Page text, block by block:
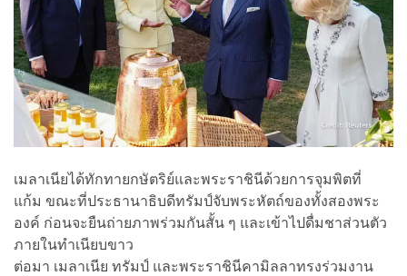
เมลาเนียได้ทักทายกษัตริย์และพระราชินีด้วยการจุมพิตที่
แก้ม ขณะที่ประธานาธิบดีทรัมป์จับพระหัตถ์ของทั้งสองพระ
องค์ ก่อนจะยืนถ่ายภาพร่วมกันสั้น ๆ และเข้าไปดื่มชาส่วนตัว
ภายในทำเนียบขาว
ต่อมา เมลาเนีย ทรัมป์ และพระราชินีคามิลลาทรงร่วมงาน